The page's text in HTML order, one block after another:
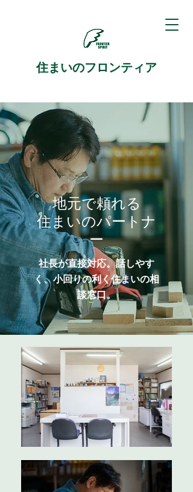
住まいのフロンティア
地元で頼れる
住まいのパートナ
ー
社長が直接対応。話しやす
く、小回りの利く住まいの相
談窓口。